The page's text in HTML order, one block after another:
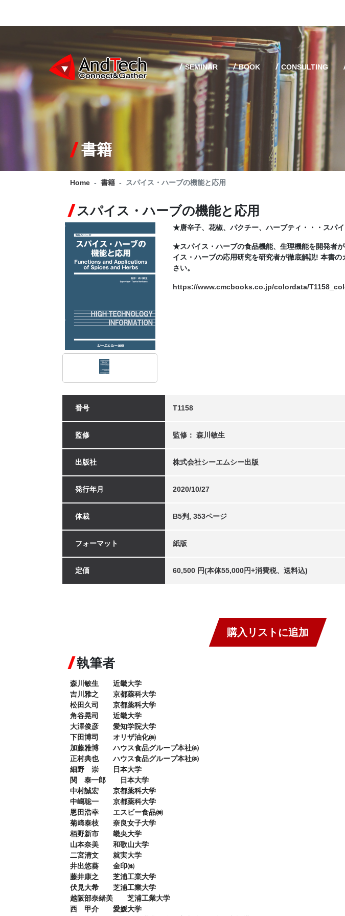
SEMINAR BOOK CONSULTING
書籍
Home 書籍 スパイス・ハーブの機能と応用
スパイス・ハーブの機能と応用
★唐辛子、花椒、パクチー、ハーブティ・・・スパ
★スパイス・ハーブの食品機能、生理機能を開発者
イス・ハーブの応用研究を研究者が徹底解説! 本書
さい。
https://www.cmcbooks.co.jp/colordata/
番号 T1158
監修 監修： 森川敏生
出版社 株式会社シーエムシー出版
発行年月 2020/10/27
体裁 B5判, 353ページ
フォーマット 紙版
定価 60,500 円(本体55,000円+消費税、送料込)
購入リストに追加
執筆者
森川敏生　　近畿大学
吉川雅之　　京都薬科大学
松田久司　　京都薬科大学
角谷晃司　　近畿大学
大澤俊彦　　愛知学院大学
下田博司　　オリザ油化㈱
加藤雅博　　ハウス食品グループ本社㈱
正村典也　　ハウス食品グループ本社㈱
細野　崇　　日本大学
関　泰一郎　　日本大学
中村誠宏　　京都薬科大学
中嶋聡一　　京都薬科大学
恩田浩幸　　エスビー食品㈱
菊﨑泰枝　　奈良女子大学
栢野新市　　畿央大学
山本奈美　　和歌山大学
二宮清文　　就実大学
井出悠葵　　金印㈱
藤井康之　　芝浦工業大学
伏見大希　　芝浦工業大学
越阪部奈緒美　　芝浦工業大学
西　甲介　　愛媛大学